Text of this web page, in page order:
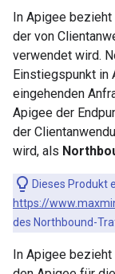
In Apigee bezieht
der von
verwendet wird.
Einstiegspunkt in
eingehenden
Apigee der
der
wird, als
Dieses Produkt
https://
des Northbound-
In Apigee bezieht